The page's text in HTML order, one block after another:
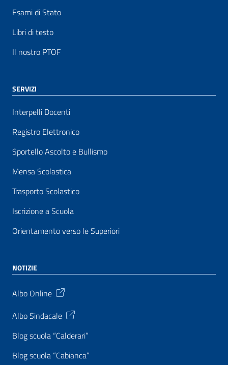
Esami di Stato
Libri di testo
Il nostro PTOF
SERVIZI
Interpelli Docenti
Registro Elettronico
Sportello Ascolto e Bullismo
Mensa Scolastica
Trasporto Scolastico
Iscrizione a Scuola
Orientamento verso le Superiori
NOTIZIE
Albo Online
Albo Sindacale
Blog scuola “Calderari”
Blog scuola “Cabianca”